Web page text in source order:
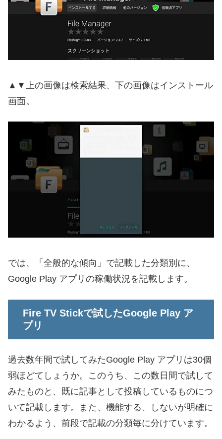
▲▼上の画像は検索結果、下の画像はインストール
画面。
では、「全般的な傾向」で記載した分類別に、
Google Play アプリの稼働状況を記載します。
Fire TV Stickで試したGoogle Play ア
プリ
過去数年間で試してみたGoogle Play アプリは30個
弱ほどてしょうか。このうち、この数日間で試して
みたものと、既に記事として投稿しているものにつ
いて記載します。また、機能する、しないが明確に
わかるよう、前段で記載の分類毎に分けています。